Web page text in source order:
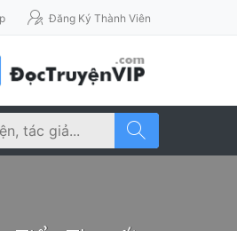
Đăng Ký Thành Viên